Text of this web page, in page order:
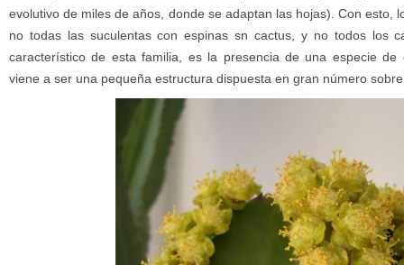
evolutivo de miles de años, donde se adaptan las hojas). Con esto,
no todas las suculentas con espinas sn cactus, y no todos los
característico de esta familia, es la presencia de una especie de
viene a ser una pequeña estructura dispuesta en gran número